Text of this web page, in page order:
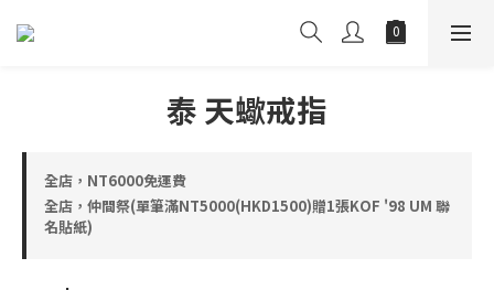
泰 天蠍戒指
全店，NT6000免運費
全店，仲間祭(單筆滿NT5000(HKD1500)贈1張KOF '98 UM 聯
名貼紙)